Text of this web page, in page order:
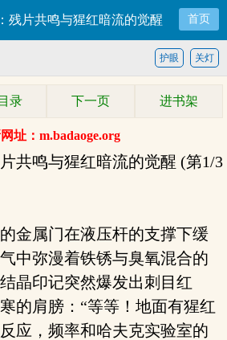
残片共鸣与猩红暗流的觉醒 首页
关灯
护眼
录 下一页 进书架
址：m.badaoge.org
共鸣与猩红暗流的觉醒 (第1/3
金属门在液压杆的支撑下缓
中弥漫着铁锈与臭氧混合的
晶印记突然爆发出刺目红
的肩膀：“等等！地面有猩红
应，频率和哈夫克实验室的